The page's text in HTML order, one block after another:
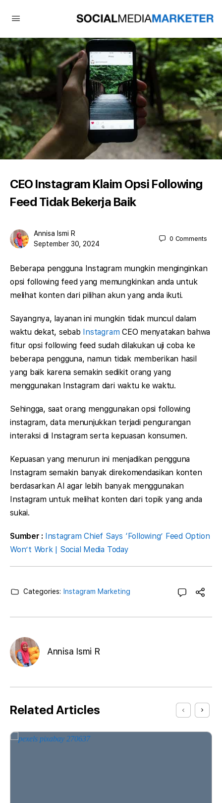
CEO Instagram Klaim Opsi Following
Feed Tidak Bekerja Baik
Annisa Ismi R
September 30, 2024
0 Comments
Beberapa pengguna Instagram mungkin menginginkan
opsi following feed yang memungkinkan anda untuk
melihat konten dari pilihan akun yang anda ikuti.
Sayangnya, layanan ini mungkin tidak muncul dalam
waktu dekat, sebab Instagram CEO menyatakan bahwa
fitur opsi following feed sudah dilakukan uji coba ke
beberapa pengguna, namun tidak memberikan hasil
yang baik karena semakin sedikit orang yang
menggunakan Instagram dari waktu ke waktu.
Sehingga, saat orang menggunakan opsi following
instagram, data menunjukkan terjadi pengurangan
interaksi di Instagram serta kepuasan konsumen.
Kepuasan yang menurun ini menjadikan pengguna
Instagram semakin banyak direkomendasikan konten
berdasarkan AI agar lebih banyak menggunakan
Instagram untuk melihat konten dari topik yang anda
sukai.
Sumber : Instagram Chief Says ‘Following’ Feed Option
Won’t Work | Social Media Today
Categories: Instagram Marketing
Annisa Ismi R
Related Articles